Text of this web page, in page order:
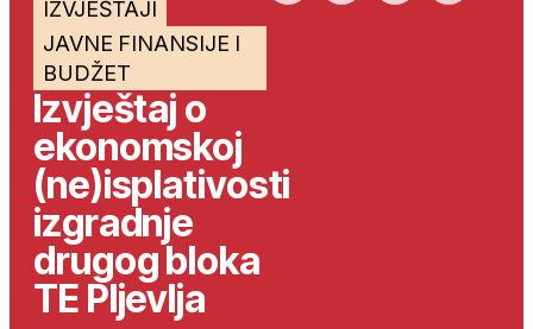
IZVJEŠTAJI
JAVNE FINANSIJE I
BUDŽET
Izvještaj o
ekonomskoj
(ne)isplativosti
izgradnje
drugog bloka
TE Pljevlja